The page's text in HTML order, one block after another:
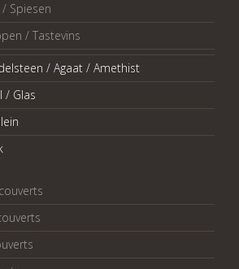
Spiesen
/ Tastevins
/ Agaat / Amethist
/ Glas